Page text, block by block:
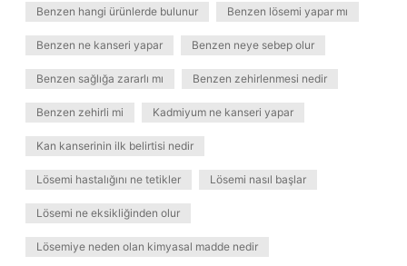
Benzen hangi ürünlerde bulunur Benzen lösemi yapar mı
Benzen ne kanseri yapar Benzen neye sebep olur
Benzen sağlığa zararlı mı Benzen zehirlenmesi nedir
Benzen zehirli mi Kadmiyum ne kanseri yapar
Kan kanserinin ilk belirtisi nedir
Lösemi hastalığını ne tetikler Lösemi nasıl başlar
Lösemi ne eksikliğinden olur
Lösemiye neden olan kimyasal madde nedir